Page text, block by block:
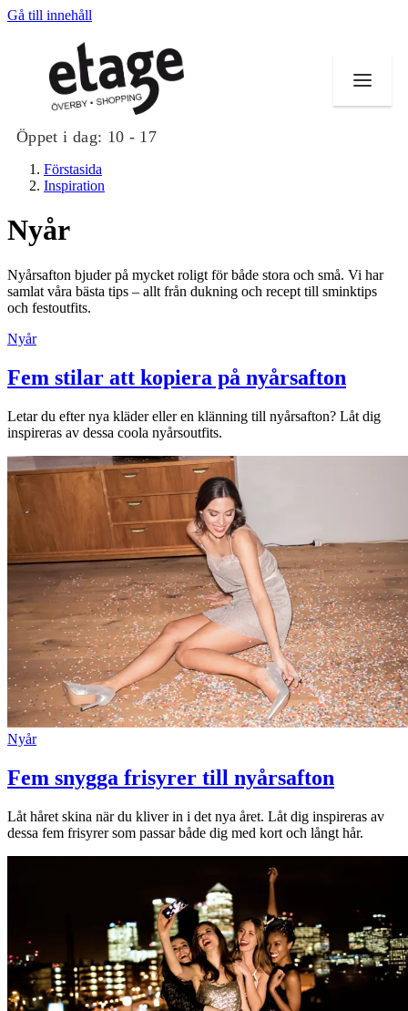
Gå till innehåll
Öppet i dag: 10 - 17
Butiker
Mat och dryck
Evenemang
Erbjudanden
Inspiration
Sök
Öppettider
Praktisk information
Lediga jobb
Magasin
Presentkort
Förstasida
Inspiration
Nyår
Nyårsafton bjuder på mycket roligt för både stora och små. Vi har
samlat våra bästa tips – allt från dukning och recept till sminktips
och festoutfits.
Nyår
Fem stilar att kopiera på nyårsafton
Letar du efter nya kläder eller en klänning till nyårsafton? Låt dig
inspireras av dessa coola nyårsoutfits.
Nyår
Fem snygga frisyrer till nyårsafton
Låt håret skina när du kliver in i det nya året. Låt dig inspireras av
dessa fem frisyrer som passar både dig med kort och långt hår.